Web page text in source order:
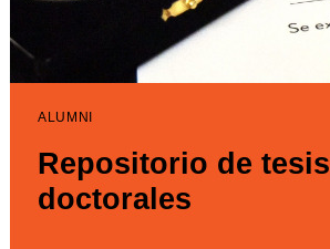
ALUMNI
Repositorio de tesis
doctorales